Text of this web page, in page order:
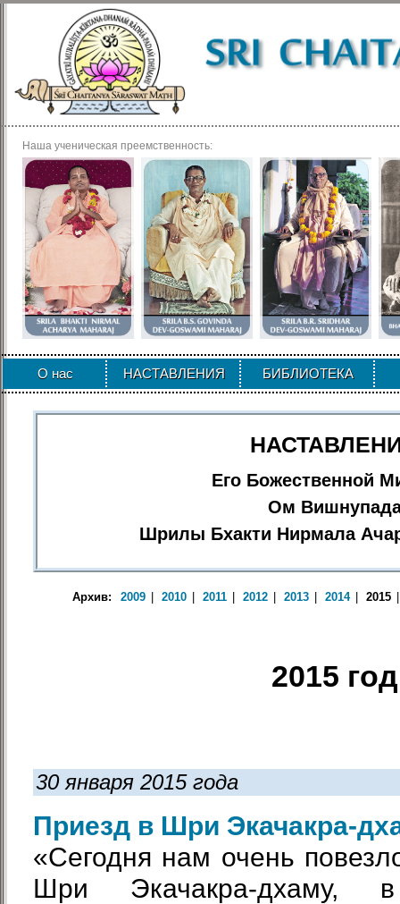
Наша ученическая преемственность:
О нас НАСТАВЛЕНИЯ БИБЛИОТЕКА
Его Божественной
Ом
Шрилы Бхакти Нирмала
Архив: 2009 2010 2011 2012 2013 2014| 2015
2015 год
30 января 2015 года
Приезд в Шри Экачакра-
«Сегодня нам очень
Шри Экачакра-дхаму,